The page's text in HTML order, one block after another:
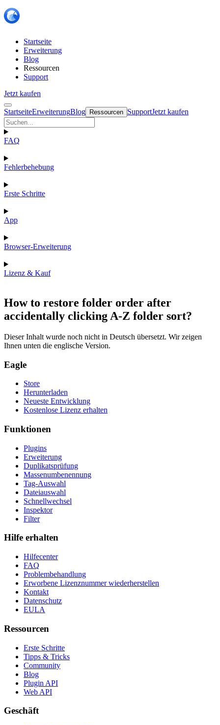
Startseite
Erweiterung
Blog
Ressourcen
Support
Jetzt kaufen
StartseiteErweiterungBlog Ressourcen SupportJetzt kaufen
FAQ
Fehlerbehebung
Erste Schritte
App
Browser-Erweiterung
Lizenz & Kauf
How to restore folder order after
accidentally clicking A-Z folder sort?
Dieser Inhalt wurde noch nicht in Deutsch übersetzt. Wir zeigen
Ihnen unten die englische Version.
Eagle
Store
Herunterladen
Neueste Entwicklung
Kostenlose Lizenz erhalten
Funktionen
Plugins
Erweiterung
Duplikatsprüfung
Massenumbenennung
Tag-Auswahl
Dateiauswahl
Schnellwechsel
Inspektor
Filter
Hilfe erhalten
Hilfecenter
FAQ
Problembehandlung
Erworbene Lizenznummer wiederherstellen
Kontakt
Datenschutz
EULA
Ressourcen
Erste Schritte
Tipps & Tricks
Community
Blog
Plugin API
Web API
Geschäft